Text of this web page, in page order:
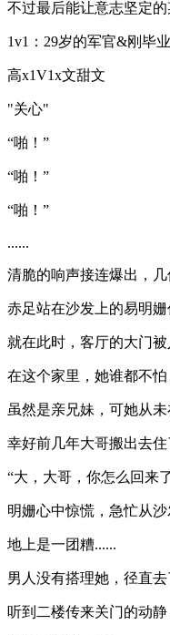
不过最后能让意志坚定
1v1：29岁的军官&刚毕
高x1V1x文甜文
"关心"
“啪！”
“啪！”
“啪！”
......
清脆的响声接连爆出，几
赤足站在沙发上的易明
就在此时，客厅的大门
在这个家里，她谁都不
虽然是亲兄妹，可她从
幸好前几年大哥搬出去
“大，大哥，你怎么回来
明姗心中惊慌，急忙从沙
地上是一团糟......
男人没有搭理她，径直
听到二楼传来关门的动静